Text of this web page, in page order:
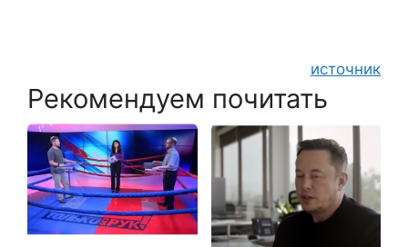
источник
Рекомендуем почитать